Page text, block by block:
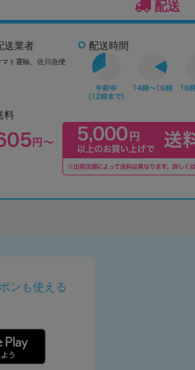
配送
送業者
マト運輸、佐川急便
配送時間
料
ンも使える